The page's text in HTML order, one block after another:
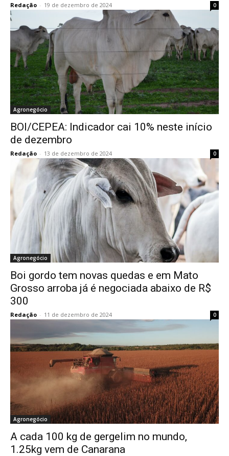
Redação - 19 de dezembro de 2024 0
Agronegócio
BOI/CEPEA: Indicador cai 10% neste início
de dezembro
Redação - 13 de dezembro de 2024 0
Agronegócio
Boi gordo tem novas quedas e em Mato
Grosso arroba já é negociada abaixo de R$
300
Redação - 11 de dezembro de 2024 0
Agronegócio
A cada 100 kg de gergelim no mundo,
1.25kg vem de Canarana